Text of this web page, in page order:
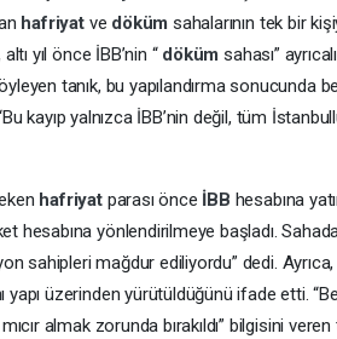
hafriyat ve dökümsahalarının tek bir
yıl önce İBB’nin “ dökümsahası”
tanık, bu yapılandırma sonucunda
kayıp yalnızca İBB’nin değil, tüm
hafriyat parası önce İBB hesabına
hesabına yönlendirilmeye başladı.
sahipleri mağdur ediliyordu” dedi.
yapı üzerinden yürütüldüğünü ifade etti.
almak zorunda bırakıldı” bilgisini